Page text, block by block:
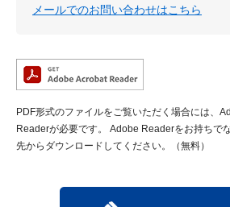
メールでのお問い合わせはこちら
PDF形式のファイルをご覧いただく場合には、
Readerが必要です。
Adobe Readerをお持ちで
先からダウンロードしてください。（無料）